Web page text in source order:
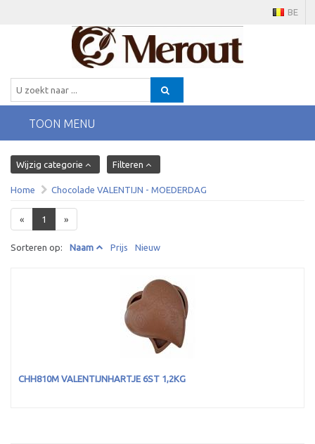
BE
TOON MENU
Wijzig categorie Filteren
Home Chocolade VALENTIJN - MOEDERDAG
« 1 »
Sorteren op: Naam Prijs Nieuw
CHH810M VALENTIJNHARTJE 6ST 1,2KG